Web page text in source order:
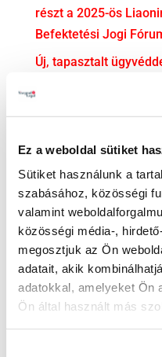
Ez a weboldal sütiket
Sütiket használunk a
szabásához, közösségi
valamint
közösségi média-,
megosztjuk az Ön
adatait, akik
adatokkal, amelyeket Ön
Ön által használt más
részt a 2025-ös
Befektetési Jogi
Új, tapasztalt
dr. Soós Mercédesz
KATEGÓRIA
Adatvédelem
Adózás
Bejelentővédelem
Compliance
EU jog